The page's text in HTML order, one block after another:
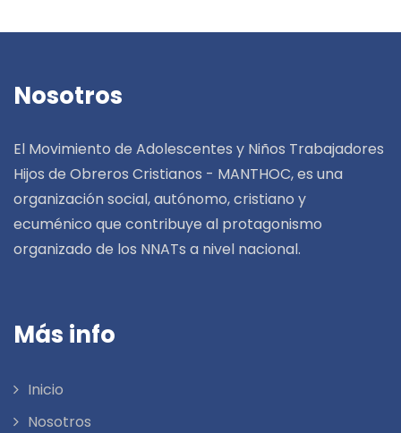
Nosotros
El Movimiento de Adolescentes y Niños Trabajadores
Hijos de Obreros Cristianos - MANTHOC, es una
organización social, autónomo, cristiano y
ecuménico que contribuye al protagonismo
organizado de los NNATs a nivel nacional.
Más info
Inicio
Nosotros